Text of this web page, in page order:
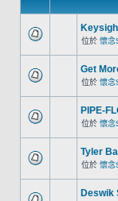
位於 懷念
Get
位於 懷念
PIPE-
位於 懷念
Tyler
位於 懷念
Deswik